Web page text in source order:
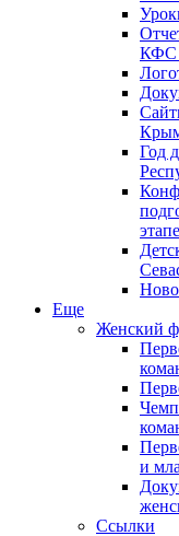
КФС
Год
Еще
Женский
и
Ссылки